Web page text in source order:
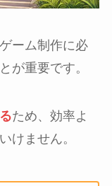
ーム制作に必
が重要です。
ため、効率よ
けません。